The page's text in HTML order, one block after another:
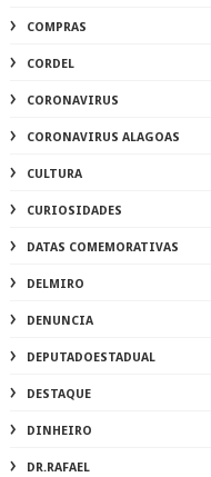
COMPRAS
CORDEL
CORONAVIRUS
CORONAVIRUS ALAGOAS
CULTURA
CURIOSIDADES
DATAS COMEMORATIVAS
DELMIRO
DENUNCIA
DEPUTADOESTADUAL
DESTAQUE
DINHEIRO
DR.RAFAEL